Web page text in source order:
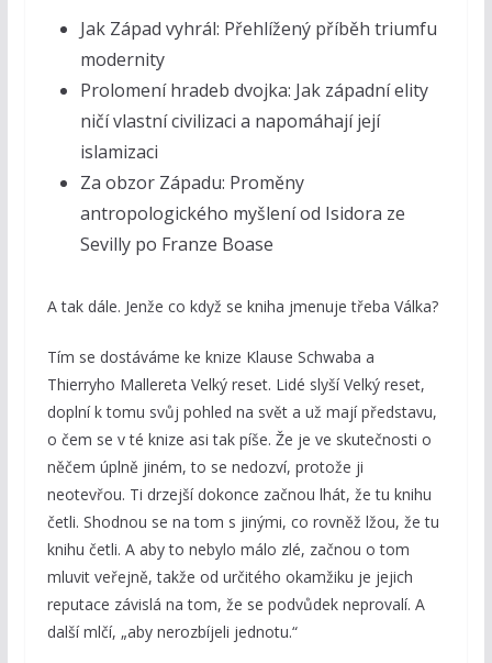
Jak Západ vyhrál: Přehlížený příběh triumfu
modernity
Prolomení hradeb dvojka: Jak západní elity
ničí vlastní civilizaci a napomáhají její
islamizaci
Za obzor Západu: Proměny
antropologického myšlení od Isidora ze
Sevilly po Franze Boase
A tak dále. Jenže co když se kniha jmenuje třeba Válka?
Tím se dostáváme ke knize Klause Schwaba a
Thierryho Mallereta Velký reset. Lidé slyší Velký reset,
doplní k tomu svůj pohled na svět a už mají představu,
o čem se v té knize asi tak píše. Že je ve skutečnosti o
něčem úplně jiném, to se nedozví, protože ji
neotevřou. Ti drzejší dokonce začnou lhát, že tu knihu
četli. Shodnou se na tom s jinými, co rovněž lžou, že tu
knihu četli. A aby to nebylo málo zlé, začnou o tom
mluvit veřejně, takže od určitého okamžiku je jejich
reputace závislá na tom, že se podvůdek neprovalí. A
další mlčí, „aby nerozbíjeli jednotu.“